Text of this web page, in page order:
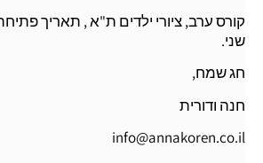
שני.
חג שמח,
חנה ודורית
info@annakoren.co.il